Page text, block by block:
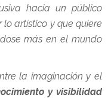
hacia un público
artístico y que quiere
más en el mundo
la imaginación y el
y visibilidad